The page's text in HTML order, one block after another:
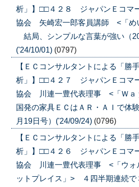
析」】□□４２８ ジャパンＥコマ
協会 矢崎宏一郎客員講師 <「め
結局、シンプルな言葉が強い（
('24/10/01) (0797)
【ＥＣコンサルタントによる「勝
析」】□□４２７ ジャパンＥコマ
協会 川連一豊代表理事 <「Ｗａ
国発の家具ＥＣはＡＲ・ＡＩで体
月19日号）('24/09/24) (0796)
【ＥＣコンサルタントによる「勝
析」】□□４２６ ジャパンＥコマ
協会 川連一豊代表理事 <「ウォ
ットプレイス」> ４四半期連続で